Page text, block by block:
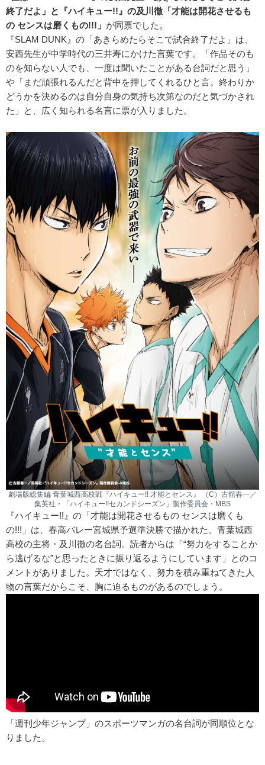
終了だよ」と『ハイキュー!!』の及川徹「才能は開花させるも
の センスは磨くもの!!!」 が同票でした。
『SLAM DUNK』の「あきらめたらそこで試合終了だよ」は、
安西先生が中学時代の三井寿にかけた言葉です。「作品そのも
のを知らない人でも、一度は聞いたことがある台詞だと思う」
や「まだ頑張れるんだと背中を押してくれるひと言。終わりか
どうかを決めるのは自分自身の気持ち次第なのだと気づかされ
た」と、広く知られる名言に票が入りました。
劇場版総集編 青葉城西高校戦『ハイキュー!! 才能とセンス』 （C）古舘春一／
集英社・「ハイキュー!!セカンドシーズン」製作委員会・MBS
『ハイキュー!!』の「才能は開花させるもの センスは磨くも
の!!!」は、春高バレー宮城県予選準決勝で描かれた、青葉城西
高校の主将・及川徹の名台詞。読者からは「“努力をすることか
ら逃げるな”と思ったときに振り返るようにしています」とのコ
メントがありました。天才ではなく、努力を積み重ねてきた人
物の言葉だからこそ、胸に迫るものがあるのでしょう。
「週刊少年ジャンプ」のスポーツマンガの名台詞が同順位とな
りました。